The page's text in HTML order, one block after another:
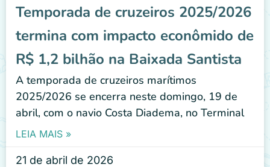
Temporada de cruzeiros 2025/2026
termina com impacto econômido de
R$ 1,2 bilhão na Baixada Santista
A temporada de cruzeiros marítimos
2025/2026 se encerra neste domingo, 19 de
abril, com o navio Costa Diadema, no Terminal
LEIA MAIS »
21 de abril de 2026